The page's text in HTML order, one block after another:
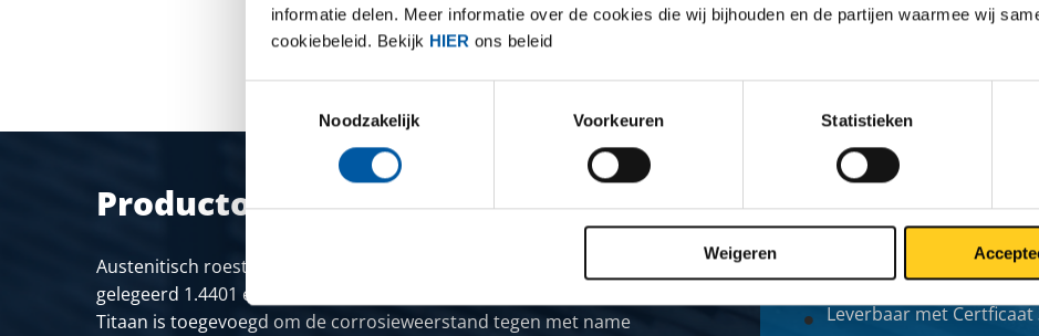
informatie delen. Meer informatie over de cookies die wij bijhouden en de partijen waarmee wij
cookiebeleid. Bekijk HIER ons beleid
Noodzakelijk
Voorkeuren Statistieken
Weigeren
Productomschrijving
Austenitisch roestvast staal. Dit type roestvast staal is een met titaan
gelegeerd 1.4401 en heeft dus nagenoeg dezelfde eigenschappen.
Titaan is toegevoegd om de corrosieweerstand tegen met name
normering) neem
Leverbaar met Certficaat